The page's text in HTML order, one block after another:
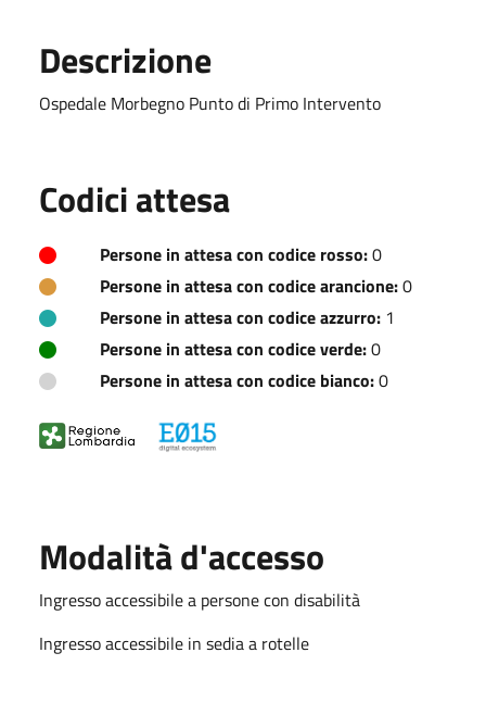
Descrizione
Ospedale Morbegno Punto di Primo Intervento
Codici attesa
Persone in attesa con codice rosso:0
Persone in attesa con codice arancione:0
Persone in attesa con codice azzurro: 1
Persone in attesa con codice verde:0
Persone in attesa con codice bianco:0
Modalità d'accesso
Ingresso accessibile a persone con disabilità
Ingresso accessibile in sedia a rotelle